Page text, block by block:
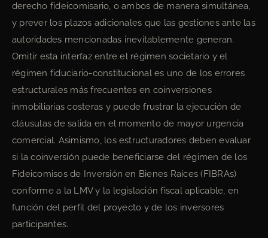
derecho fideicomisario, o ambos de manera simultánea,
y prever los plazos adicionales que las gestiones ante las
autoridades mencionadas inevitablemente generan.
Omitir esta interfaz entre el régimen societario y el
régimen fiduciario-constitucional es uno de los errores
estructurales más frecuentes en coinversiones
inmobiliarias costeras y puede frustrar la ejecución de
cláusulas de salida en el momento de mayor urgencia
comercial. Asimismo, los estructuradores deben evaluar
si la coinversión puede beneficiarse del régimen de los
Fideicomisos de Inversión en Bienes Raíces (FIBRAs)
conforme a la LMV y la legislación fiscal aplicable, en
función del perfil del proyecto y de los inversores
participantes.